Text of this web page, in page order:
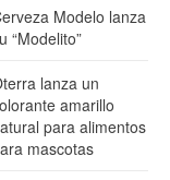
Modelo lanza
“Modelito”
lanza un
amarillo
para alimentos
mascotas